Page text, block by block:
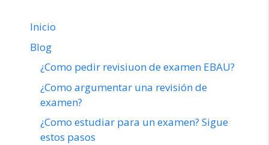
Inicio
Blog
¿Como pedir revisiuon de examen EBAU?
¿Como argumentar una revisión de
examen?
¿Como estudiar para un examen? Sigue
estos pasos